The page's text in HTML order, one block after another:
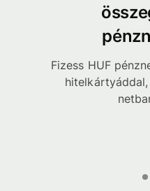
Fizess HUF